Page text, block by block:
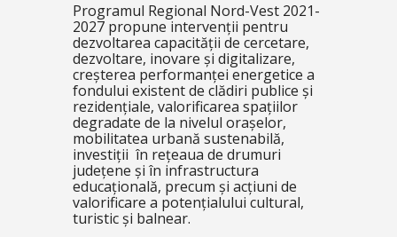
Programul Regional Nord-Vest 2021-
2027 propune intervenții pentru
dezvoltarea capacității de cercetare,
dezvoltare, inovare și digitalizare,
creșterea performanței energetice a
fondului existent de clădiri publice și
rezidențiale, valorificarea spațiilor
degradate de la nivelul orașelor,
mobilitatea urbană sustenabilă,
investiții în rețeaua de drumuri
județene și în infrastructura
educațională, precum și acțiuni de
valorificare a potențialului cultural,
turistic și balnear.